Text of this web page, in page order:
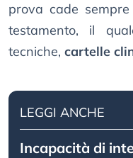
prova cade
testamento, il
tecniche, cartelle
LEGGI ANCHE
Incapacità di